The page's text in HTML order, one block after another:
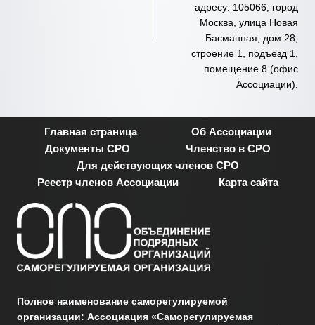
адресу: 105066, город
Москва, улица Новая
Басманная, дом 28,
строение 1, подъезд 1,
помещение 8 (офис
Ассоциации).
Главная страница
Об Ассоциации
Документы СРО
Членство в СРО
Для действующих членов СРО
Реестр членов Ассоциации
Карта сайта
Полное наименование саморегулируемой
организации: Ассоциация «Саморегулируемая